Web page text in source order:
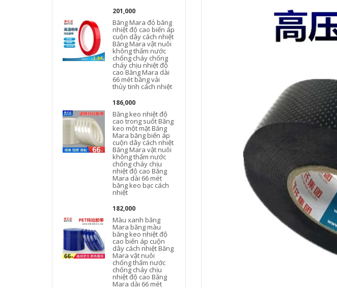
201,000
Băng Mara đỏ băng
nhiệt độ cao biến áp
cuộn dây cách nhiệt
Băng Mara vật nuôi
không thấm nước
chống cháy chống
cháy chịu nhiệt độ
cao Băng Mara dài
66 mét băng vải
thủy tinh cách nhiệt
186,000
Băng keo nhiệt độ
cao trong suốt Băng
keo một mặt Băng
Mara băng biến áp
cuộn dây cách nhiệt
Băng Mara vật nuôi
không thấm nước
chống cháy chịu
nhiệt độ cao Băng
Mara dài 66 mét
băng keo bạc cách
nhiệt
182,000
Màu xanh băng
Mara băng màu
băng keo nhiệt độ
cao biến áp cuộn
dây cách nhiệt Băng
Mara vật nuôi
chống thấm nước
chống cháy chịu
nhiệt độ cao Băng
Mara dài 66 mét
màn hình và quấn
cáp băng keo cách
axetic có độ nhớt
cao, được truy tìm
và dán, đường màn
hình, xé tay và kéo
băng keo cách nhiệt
441,000
Băng keo Xiaolixing
Teflon cách nhiệt
bảng mạch cách
nhiệt, nhiệt độ cao,
bỏng nước, cách
nhiệt, chống cháy,
máy cắt túi chống
mài mòn, đóng gói